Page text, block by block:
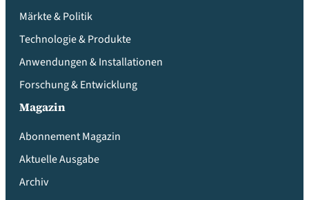
Märkte & Politik
Technologie & Produkte
Anwendungen & Installationen
Forschung & Entwicklung
Magazin
Abonnement Magazin
Aktuelle Ausgabe
Archiv